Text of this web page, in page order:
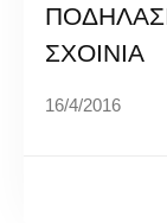
ΣΧΟΙΝΙΑ
16/4/2016